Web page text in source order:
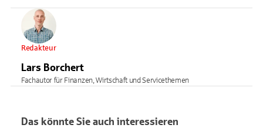
Redakteur
Lars Borchert
Fachautor für Finanzen, Wirtschaft und Servicethemen
Das könnte Sie auch interessieren